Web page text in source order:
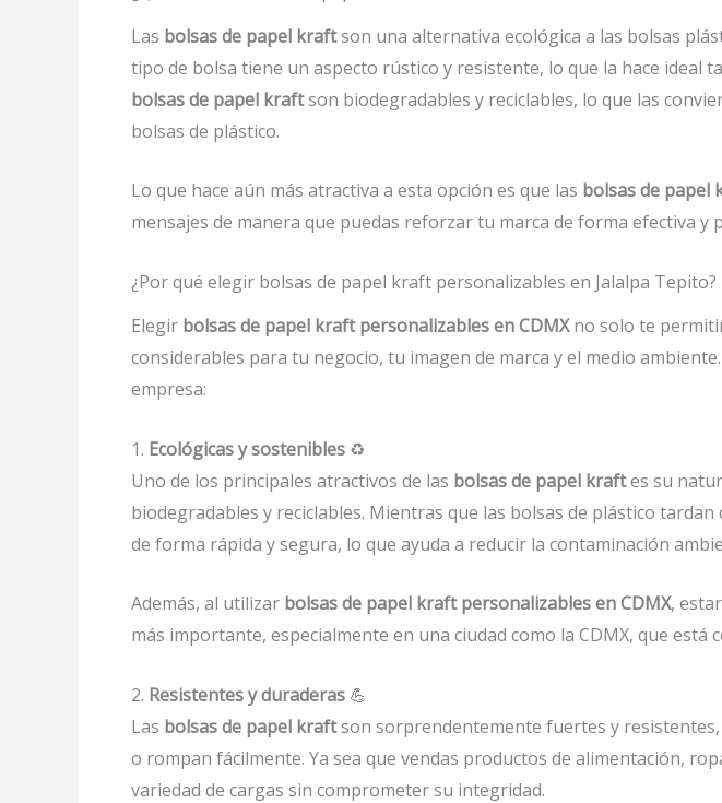
Las bolsas de papel kraftson una alternativa ecológica a las bolsas
tipo de bolsa tiene un aspecto rústico y resistente, lo que la hace ideal
bolsas de papel kraftson biodegradables y reciclables, lo que las
bolsas de plástico.
Lo que hace aún más atractiva a esta opción es que las bolsas de papel
mensajes de manera que puedas reforzar tu marca de forma efectiva y
¿Por qué elegir bolsas de papel kraft personalizables en Jalalpa Tepito?
Elegir bolsas de papel kraft personalizables en CDMXno solo te
considerables para tu negocio, tu imagen de marca y el medio
empresa:
1. Ecológicas y sostenibles ♻️
Uno de los principales atractivos de las bolsas de papel kraftes su
biodegradables y reciclables. Mientras que las bolsas de plástico
de forma rápida y segura, lo que ayuda a reducir la contaminación
Además, al utilizar bolsas de papel kraft personalizables en CDMX,
más importante, especialmente en una ciudad como la CDMX, que está
2. Resistentes y duraderas 💪
Las bolsas de papel kraftson sorprendentemente fuertes y resistentes,
o rompan fácilmente. Ya sea que vendas productos de alimentación,
variedad de cargas sin comprometer su integridad.